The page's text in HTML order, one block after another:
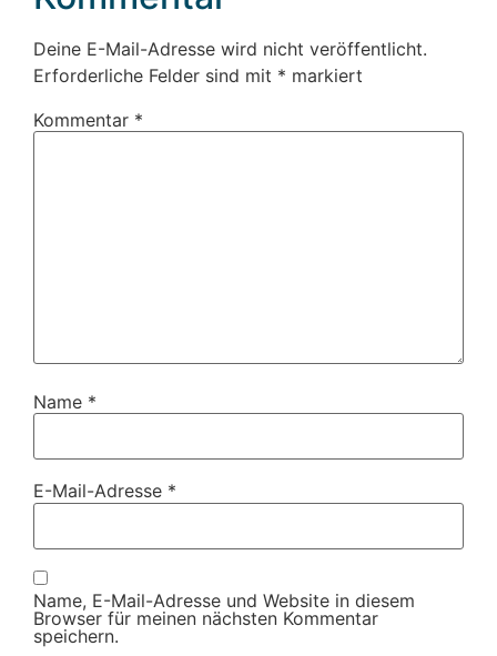
Deine E-Mail-Adresse wird nicht veröffentlicht.
Erforderliche Felder sind mit * markiert
Kommentar *
Name *
E-Mail-Adresse *
Name, E-Mail-Adresse und Website in diesem
Browser für meinen nächsten Kommentar
speichern.